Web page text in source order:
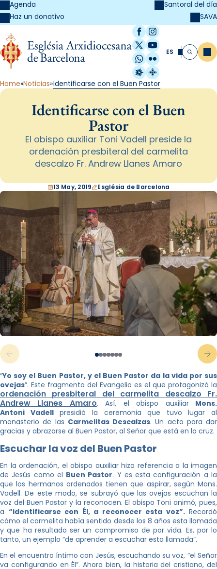
Agenda
Haz un donativo
Santoral del día
SAVA
Facebook
Instagram
X / Twitter
YouTube
WhatsApp
Flickr
Radio Estel
Catalunya
ES Buscar
Home Noticias Identificarse con el Buen Pastor
Identificarse con el Buen
Pastor
El obispo auxiliar Toni Vadell preside la
ordenación presbiteral del carmelita
descalzo Fr. Andrew Llanes Amaro
13 May, 2019 Església de Barcelona
“Yo soy el Buen Pastor, y el Buen Pastor da la vida por sus
ovejas”. Este fragmento del Evangelio es el que protagonizó la
ordenación presbiteral del carmelita descalzo Fr.
Andrew Llanes Amaro. Así, el obispo auxiliarMons.
Antoni Vadellpresidió la ceremonia que tuvo lugar al
monasterio de las Carmelitas Descalzas. Un acto para dar
gracias y abrazarse al Buen Pastor, al Señor que está en la cruz.
Escuchar la voz del Buen Pastor
En la ordenación, el obispo auxiliar hizo referencia a la imagen
de Jesús como el Buen Pastor. Y es esta configuración a la
que los hermanos ordenados tienen que aspirar, según Mons.
Vadell. De este modo, se subrayó que las ovejas escuchan la
voz del Buen Pastor y la reconocen. El obispo Toni animó, pues,
a “identificarse con Él, a reconocer esta voz”.Recordó
cómo el carmelita había sentido desde los 8 años esta llamada
y que ha resultado ser un compromiso de por vida. Es, por lo
tanto, un ejemplo “de aprender a escuchar esta llamada”.
En el encuentro íntimo con Jesús, escuchando su voz, “el Señor
va configurando en Él”. Ahora bien, la historia del cristiano, del